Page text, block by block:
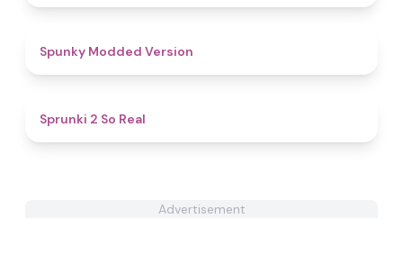
Spunky Modded Version
Sprunki 2 So Real
Advertisement